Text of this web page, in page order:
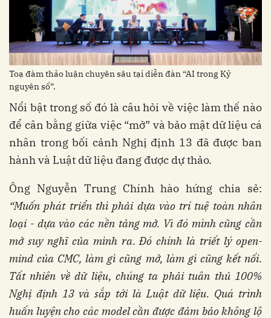
Toạ đàm thảo luận chuyên sâu tại diễn đàn “AI trong Kỷ
nguyên số”.
Nổi bật trong số đó là câu hỏi về việc làm thế nào
để cân bằng giữa việc “mở” và bảo mật dữ liệu cá
nhân trong bối cảnh Nghị định 13 đã được ban
hành và Luật dữ liệu đang được dự thảo.
Ông Nguyễn Trung Chính hào hứng chia sẻ:
“Muốn phát triển thì phải dựa vào trí tuệ toàn nhân
loại - dựa vào các nền tảng mở. Vì đó mình cũng cần
mở suy nghĩ của mình ra. Đó chính là triết lý open-
mind của CMC, làm gì cũng mở, làm gì cũng kết nối.
Tất nhiên về dữ liệu, chúng ta phải tuân thủ 100%
Nghị định 13 và sắp tới là Luật dữ liệu. Quá trình
huấn luyện cho các model cần được đảm bảo không lộ